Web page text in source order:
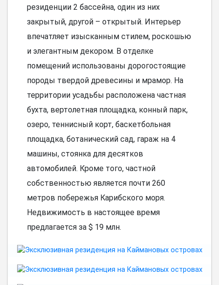
резиденции 2 бассейна, один из них
закрытый, другой – открытый. Интерьер
впечатляет изысканным стилем, роскошью
и элегантным декором. В отделке
помещений использованы дорогостоящие
породы твердой древесины и мрамор. На
территории усадьбы расположена частная
бухта, вертолетная площадка, конный парк,
озеро, теннисный корт, баскетбольная
площадка, ботанический сад, гараж на 4
машины, стоянка для десятков
автомобилей. Кроме того, частной
собственностью является почти 260
метров побережья Карибского моря.
Недвижимость в настоящее время
предлагается за $ 19 млн.